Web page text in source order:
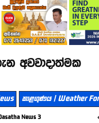
අවවාදාත්මක
කාළගුණය | Weather
News 3